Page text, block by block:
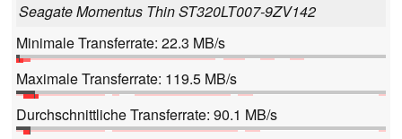
Seagate Momentus Thin ST320LT007-9ZV142
Minimale Transferrate: 22.3 MB/s
Maximale Transferrate: 119.5 MB/s
Durchschnittliche Transferrate: 90.1 MB/s